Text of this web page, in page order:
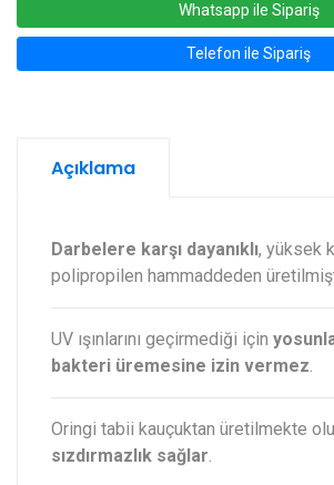
Whatsapp ile Sipariş
Telefon ile Sipariş
Açıklama
Darbelere karşı dayanıklı, yüksek
polipropilen hammaddeden
UV ışınlarını geçirmediği için
bakteri üremesine izin vermez.
Oringi tabii kauçuktan üretilmekte
sızdırmazlık sağlar.